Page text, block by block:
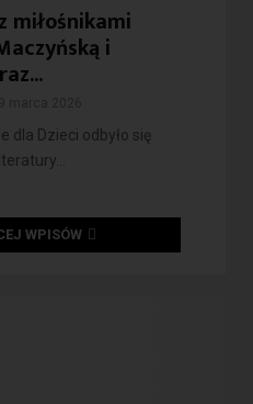
miłośnikami
i
dla Dzieci odbyło się
WPISÓW